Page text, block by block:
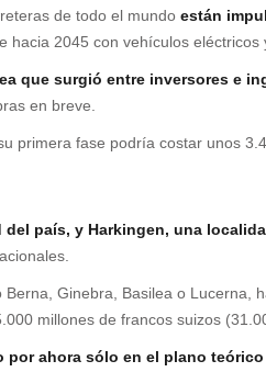
de todo el mundo están
hacia 2045 con vehículos eléctricos
que surgió entre inversores e
en breve.
primera fase podría costar unos
país, y Harkingen, una
Ginebra, Basilea o
millones de francos suizos
ahora sólo en el plano